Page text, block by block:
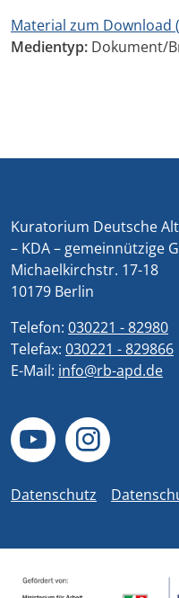
Material zum Download
Medientyp: Dokument/
Kuratorium Deutsche
– KDA – gemeinnützige
Michaelkirchstr. 17-18
10179 Berlin
Telefon: 030221 - 82980
Telefax: 030221 - 829866
E-Mail: info@rb-apd.de
Datenschutz